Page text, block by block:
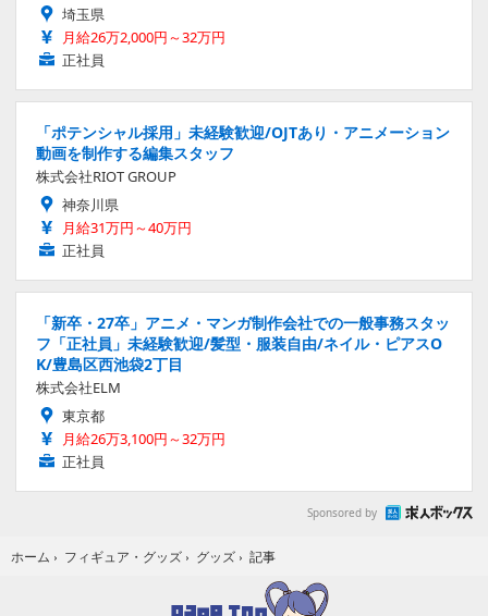
埼玉県
月給26万2,000円～32万円
正社員
「ポテンシャル採用」未経験歓迎/OJTあり・アニメーション
動画を制作する編集スタッフ
株式会社RIOT GROUP
神奈川県
月給31万円～40万円
正社員
「新卒・27卒」アニメ・マンガ制作会社での一般事務スタッ
フ「正社員」未経験歓迎/髪型・服装自由/ネイル・ピアスO
K/豊島区西池袋2丁目
株式会社ELM
東京都
月給26万3,100円～32万円
正社員
Sponsored by
ホーム › フィギュア・グッズ › グッズ › 記事